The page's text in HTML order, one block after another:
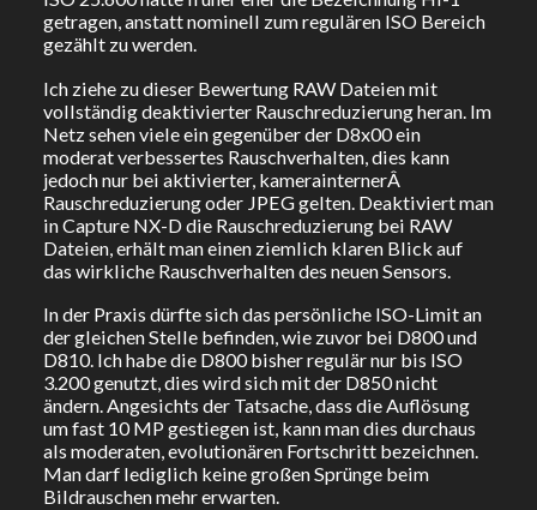
getragen, anstatt nominell zum regulären ISO Bereich
gezählt zu werden.
Ich ziehe zu dieser Bewertung RAW Dateien mit
vollständig deaktivierter Rauschreduzierung heran. Im
Netz sehen viele ein gegenüber der D8x00 ein
moderat verbessertes Rauschverhalten, dies kann
jedoch nur bei aktivierter, kamerainternerÂ
Rauschreduzierung oder JPEG gelten. Deaktiviert man
in Capture NX-D die Rauschreduzierung bei RAW
Dateien, erhält man einen ziemlich klaren Blick auf
das wirkliche Rauschverhalten des neuen Sensors.
In der Praxis dürfte sich das persönliche ISO-Limit an
der gleichen Stelle befinden, wie zuvor bei D800 und
D810. Ich habe die D800 bisher regulär nur bis ISO
3.200 genutzt, dies wird sich mit der D850 nicht
ändern. Angesichts der Tatsache, dass die Auflösung
um fast 10 MP gestiegen ist, kann man dies durchaus
als moderaten, evolutionären Fortschritt bezeichnen.
Man darf lediglich keine großen Sprünge beim
Bildrauschen mehr erwarten.